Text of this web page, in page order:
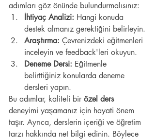
adımları göz önünde bulundurmalısınız:
İhtiyaç Analizi: Hangi konuda
destek almanız gerektiğini belirleyin.
Araştırma: Çevrenizdeki eğitmenleri
inceleyin ve feedback'leri okuyun.
Deneme Dersi: Eğitmenle
belirttiğiniz konularda deneme
dersleri yapın.
Bu adımlar, kaliteli bir özel ders
deneyimi yaşamanız için hayati önem
taşır. Ayrıca, derslerin içeriği ve öğretim
tarzı hakkında net bilgi edinin. Böylece